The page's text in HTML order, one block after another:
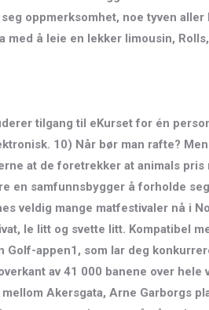
oppmerksomhet, noe tyven aller
å leie en lekker limousin,
tilgang til eKurset for én
10) Når bør man rafte?
at de foretrekker at animals
en samfunnsbygger å forholde
veldig mange matfestivaler nå i
le litt og svette litt. Kompatibel
appen1, som lar deg
av 41 000 banene over hele
Akersgata, Arne Garborgs